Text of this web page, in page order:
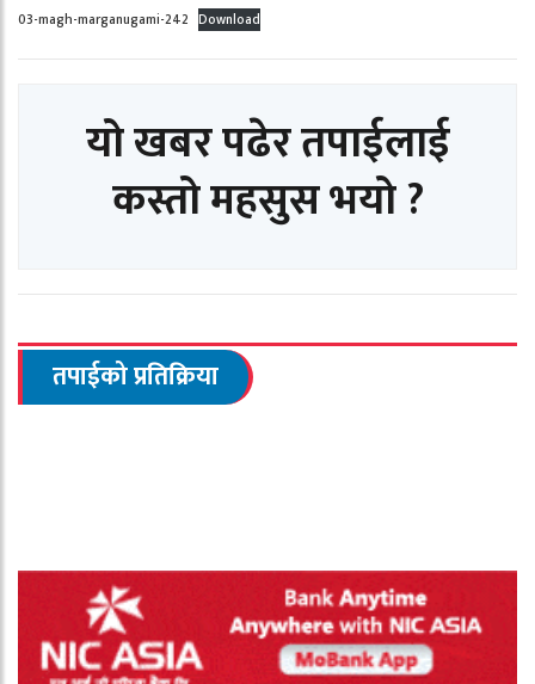
03-magh-marganugami-242 Download
यो खबर पढेर तपाईलाई
कस्तो महसुस भयो ?
तपाईको प्रतिक्रिया